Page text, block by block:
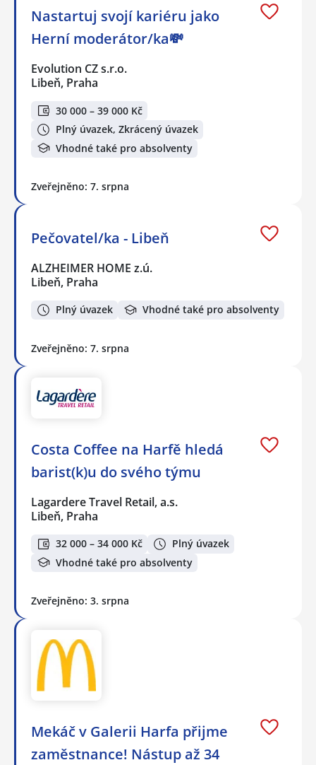
Nastartuj svojí kariéru jako
Herní moderátor/ka💸
Evolution CZ s.r.o.
Libeň, Praha
30 000 – 39 000 Kč
Plný úvazek, Zkrácený úvazek
Vhodné také pro absolventy
Zveřejněno: 7. srpna
Pečovatel/ka - Libeň
ALZHEIMER HOME z.ú.
Libeň, Praha
Plný úvazek Vhodné také pro absolventy
Zveřejněno: 7. srpna
Costa Coffee na Harfě hledá
barist(k)u do svého týmu
Lagardere Travel Retail, a.s.
Libeň, Praha
32 000 – 34 000 Kč
Plný úvazek
Vhodné také pro absolventy
Zveřejněno: 3. srpna
Mekáč v Galerii Harfa přijme
zaměstnance! Nástup až 34